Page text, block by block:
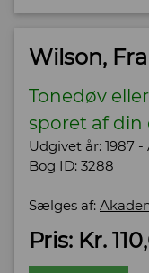
Wilson,
Tonedøv
sporet af din
Udgivet år: 1987 -
Bog ID: 3288
Sælges af:
Pris: Kr.